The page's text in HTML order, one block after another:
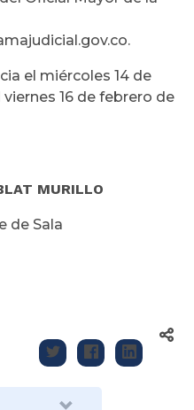
el miércoles 14 de
16 de febrero de
pm.
MURILLO
de Sala